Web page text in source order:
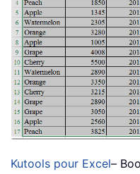
Kutools pour Excel–